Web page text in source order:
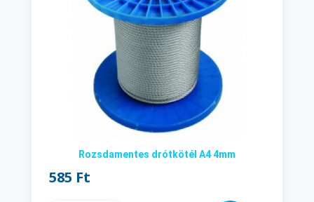
Rozsdamentes drótkötél A4 4mm
585 Ft